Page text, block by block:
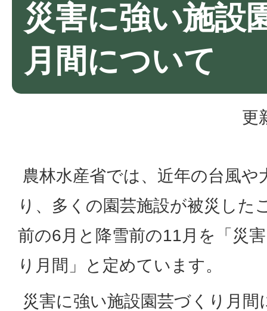
災害に強い施設
月間について
更
農林水産省では、近年の台風
り、多くの園芸施設が被災した
前の6月と降雪前の11月を「災
り月間」と定めています。
災害に強い施設園芸づくり月